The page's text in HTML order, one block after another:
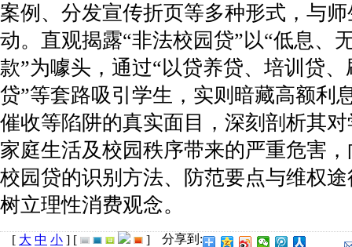
案例、分发宣传折页等多种形式，与
动。直观揭露“非法校园贷”以“低息、
款”为噱头，通过“以贷养贷、培训贷
贷”等套路吸引学生，实则暗藏高额利
催收等陷阱的真实面目，深刻剖析其
家庭生活及校园秩序带来的严重危害
校园贷的识别方法、防范要点与维权
树立理性消费观念。
[ 大 中 小 ] [ ] 分享到: